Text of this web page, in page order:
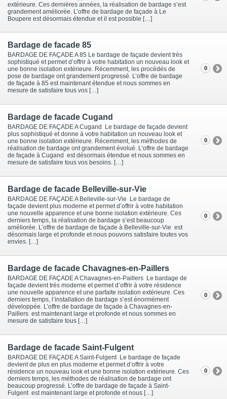
extérieure. Ces dernières années, la réalisation de bardage s’est
grandement améliorée. L’offre de bardage de façade à Le
Boupere est désormais étendue et il est possible […]
Bardage de facade 85
BARDAGE DE FAÇADE A 85 Le bardage de façade devient très
sophistiqué et permet d’offrir à votre habitation un nouveau look et
une bonne isolation extérieure. Récemment, les procédés de
pose de bardage ont grandement progressé. L’offre de bardage
de façade à 85 est maintenant étendue et nous sommes en
mesure de satisfaire tous vos […]
0
Bardage de facade Cugand
BARDAGE DE FAÇADE A Cugand Le bardage de façade devient
plus sophistiqué et donne à votre habitation un nouveau look et
une bonne isolation extérieure. Récemment, les méthodes de
réalisation de bardage ont grandement évolué. L’offre de bardage
de façade à Cugand est désormais étendue et nous sommes en
mesure de satisfaire tous vos besoins. […]
0
Bardage de facade Belleville-sur-Vie
BARDAGE DE FAÇADE A Belleville-sur-Vie Le bardage de
façade devient plus moderne et permet d’offrir à votre habitation
une nouvelle apparence et une bonne isolation extérieure. Ces
derniers temps, la réalisation de bardage s’est beaucoup
améliorée. L’offre de bardage de façade à Belleville-sur-Vie est
désormais large et profonde et nous pouvons satisfaire toutes vos
envies. […]
0
Bardage de facade Chavagnes-en-Paillers
BARDAGE DE FAÇADE A Chavagnes-en-Paillers Le bardage de
façade devient très moderne et permet d’offrir à votre résidence
une nouvelle apparence et une parfaite isolation extérieure. Ces
derniers temps, l’installation de bardage s’est énormément
développée. L’offre de bardage de façade à Chavagnes-en-
Paillers est maintenant large et profonde et nous sommes en
mesure de satisfaire tous […]
0
Bardage de facade Saint-Fulgent
BARDAGE DE FAÇADE A Saint-Fulgent Le bardage de façade
devient de plus en plus moderne et permet d’offrir à votre
résidence un nouveau look et une bonne isolation extérieure. Ces
derniers temps, les méthodes de réalisation de bardage ont
beaucoup progressé. L’offre de bardage de façade à Saint-
Fulgent est maintenant large et profonde et nous […]
0